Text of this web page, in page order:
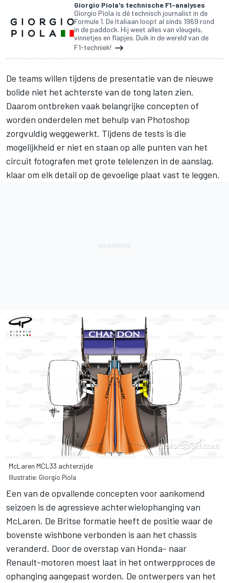
Giorgio Piola's technische F1-analyses
Giorgio Piola is dé technisch journalist in de
Formule 1. De Italiaan loopt al sinds 1969 rond
in de paddock. Hij weet alles van vleugels,
vinnetjes en flapjes. Duik in de wereld van de
F1-techniek!
De teams willen tijdens de presentatie van de nieuwe
bolide niet het achterste van de tong laten zien.
Daarom ontbreken vaak belangrijke concepten of
worden onderdelen met behulp van Photoshop
zorgvuldig weggewerkt. Tijdens de tests is die
mogelijkheid er niet en staan op alle punten van het
circuit fotografen met grote telelenzen in de aanslag,
klaar om elk detail op de gevoelige plaat vast te leggen.
McLaren MCL33 achterzijde
Illustratie: Giorgio Piola
Een van de opvallende concepten voor aankomend
seizoen is de agressieve achterwielophanging van
McLaren. De Britse formatie heeft de positie waar de
bovenste wishbone verbonden is aan het chassis
veranderd. Door de overstap van Honda- naar
Renault-motoren moest laat in het ontwerpproces de
ophanging aangepast worden. De ontwerpers van het